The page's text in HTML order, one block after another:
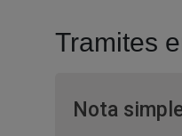
Tramites
Nota